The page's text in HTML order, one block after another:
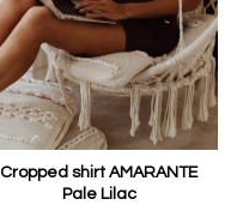
Cropped shirt AMARANTE
Pale Lilac